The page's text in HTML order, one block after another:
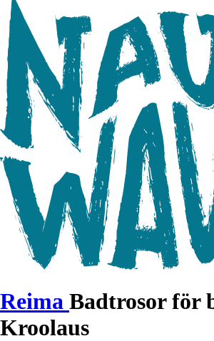
Reima Badtrosor för
Kroolaus